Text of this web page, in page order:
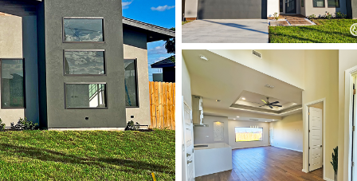
en Liberty
de Easy Solutions a un precio increíble. La
¡Contáctanos hoy para obtener más información!